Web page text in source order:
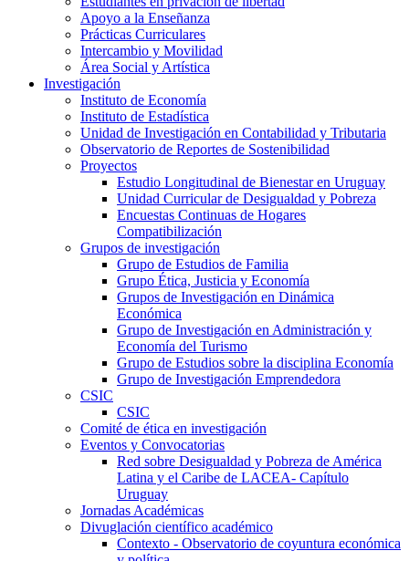
Apoyo a la Enseñanza
Prácticas Curriculares
Intercambio y Movilidad
Área Social y Artística
Investigación
Instituto de Economía
Instituto de Estadística
Unidad de Investigación en Contabilidad y Tributaria
Observatorio de Reportes de Sostenibilidad
Proyectos
Estudio Longitudinal de Bienestar en Uruguay
Unidad Curricular de Desigualdad y Pobreza
Encuestas Continuas de Hogares
Compatibilización
Grupos de investigación
Grupo de Estudios de Familia
Grupo Ética, Justicia y Economía
Grupos de Investigación en Dinámica
Económica
Grupo de Investigación en Administración y
Economía del Turismo
Grupo de Estudios sobre la disciplina Economía
Grupo de Investigación Emprendedora
CSIC
CSIC
Comité de ética en investigación
Eventos y Convocatorias
Red sobre Desigualdad y Pobreza de América
Latina y el Caribe de LACEA- Capítulo
Uruguay
Jornadas Académicas
Divuglación científico académico
Contexto - Observatorio de coyuntura económica